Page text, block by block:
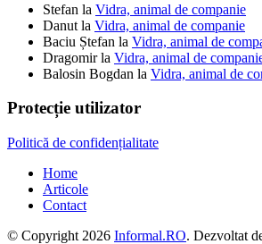
Stefan la Vidra, animal de companie
Danut la Vidra, animal de companie
Baciu Ștefan la Vidra, animal de
Dragomirla Vidra, animal de
Balosin Bogdan la Vidra, animal de
Protecție utilizator
Politică de confidențialitate
Home
Articole
Contact
© Copyright 2026 Informal.RO. Dezvoltat